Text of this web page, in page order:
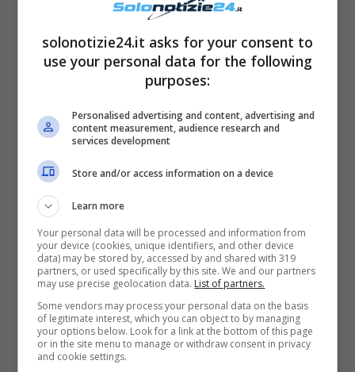
Yari Carrisi
davvero molto forte e travolgente, un
sentimento nato anche grazie a un piccolo
trovava insieme al figlio il giorno in cui la
coppia si è incontrata per la prima volta.
LEGGI ANCHE
si prende cura di lui: “Il mio
piccolo malato!”
LEGGI ANCHE->Romina Carrisi
sempre più lontana dalla TV:
solonotizie24.it asks for your consent to
use your personal data for the following
purposes:
Personalised advertising and content, advertising and
content measurement, audience research and
services development
Store and/or access information on a device
Learn more
Your personal data will be processed and information from
your device (cookies, unique identifiers, and other device
data) may be stored by, accessed by and shared with 319
partners, or used specifically by this site. We and our partners
may use precise geolocation data. List of partners.
Some vendors may process your personal data on the basis
of legitimate interest, which you can object to by managing
your options below. Look for a link at the bottom of this page
or in the site menu to manage or withdraw consent in privacy
and cookie settings.